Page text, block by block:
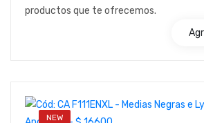
productos que te ofrecemos.
NEW